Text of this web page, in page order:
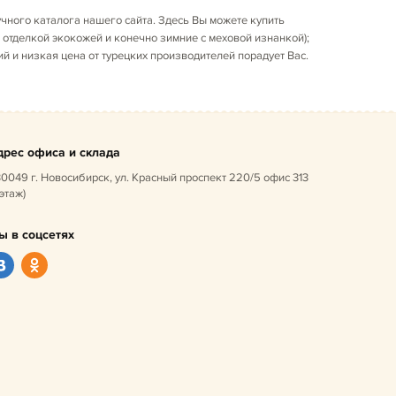
каталога нашего сайта. Здесь Вы можете купить
экокожей и конечно зимние с меховой изнанкой);
низкая цена от турецких производителей порадует Вас.
офиса и склада
г. Новосибирск, ул. Красный проспект 220/5 офис 313
в соцсетях